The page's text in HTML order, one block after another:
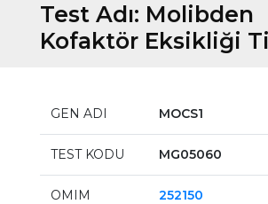
Test Adı: Molibden
Kofaktör Eksikliği
GEN ADI MOCS1
TEST KODU MG05060
OMIM
252150